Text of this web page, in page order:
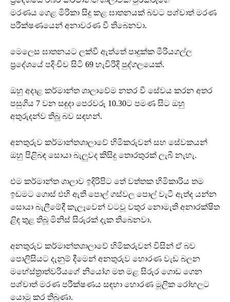
මරණය ගෙළ මිරිකා සිදු කළ ඝාතනයක් බවට පශ්චාත් මරණ
පරීක්ෂණයෙන් අනාවරණ වී තිබෙනවා.
මෙලෙස ඝාතනයට ලක්වී ඇත්තේ පාදුක්ක මීරියගල්ල
ප්‍රදේශයේ පදිංචිව සිටි 69 හැවිරිදි පුද්ගලයෙක්.
ඔහු අදාළ කර්මාන්ත ශාලාවේම නතර වී සේවය කරන අතර
පසුගිය 7 වන සඳුදා පෙරවරු 10.30ට පමණ සිට ඔහු
අතුරුදන්ව තිබූ බව සඳහන්.
අනතුරුව කර්මාන්තශාලාවේ හිමිකරුවන් සහ සේවකයන්
ඔහු පිළිබඳ සොයා බැලුවද කිසිදු තොරතුරක් ලැබී නැහැ.
එම කර්මාන්ත ශාලාව ඉදිරිපිට තේ වත්තක හිමිකාරිය තම
ඉඩමට ගොස් එහි ඇති පොල් ගස්වල පොල් වැටී ඇත්ද යන්න
සොයා බැලීමේදී කැලෑවෙන් වටවූ වතුර නොමැති අනාරක්ෂිත
ළිඳ තුළ තිබූ මිනිස් සිරුරක් දැක තිබෙනවා.
අනතුරුව කර්මාන්තශාලාවේ හිමිකරුවන් විසින් ඒ බව
පොලිසියට දැනුම් දීමෙන් අනතුරුව හොරණ වැඩ බලන
මහේස්ත්‍රාත්වරියගේ නියෝග මත මළ සිරුර ගොඩ ගෙන
පශ්චාත් මරණ පරීක්ෂණය සඳහා හොරණ මූලික රෝහලට
යොමු කර තිබුණා.